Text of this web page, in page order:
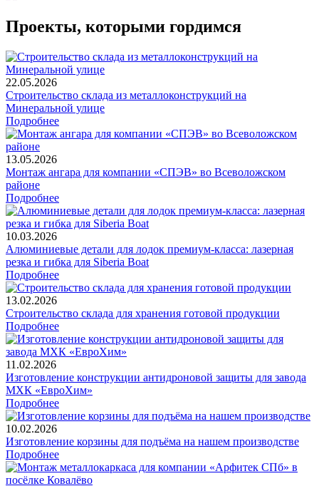
Проекты, которыми гордимся
22.05.2026
Строительство склада из металлоконструкций на
Минеральной улице
Подробнее
13.05.2026
Монтаж ангара для компании «СПЭВ» во Всеволожском
районе
Подробнее
10.03.2026
Алюминиевые детали для лодок премиум-класса: лазерная
резка и гибка для Siberia Boat
Подробнее
13.02.2026
Строительство склада для хранения готовой продукции
Подробнее
11.02.2026
Изготовление конструкции антидроновой защиты для завода
МХК «ЕвроХим»
Подробнее
10.02.2026
Изготовление корзины для подъёма на нашем производстве
Подробнее